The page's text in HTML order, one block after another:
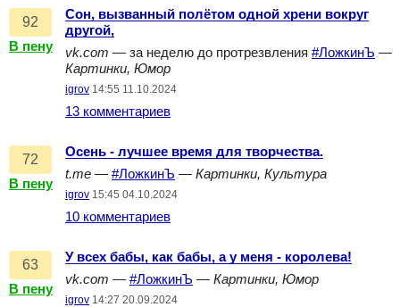
92
В пену
Сон, вызванный полётом одной хрени вокруг
другой,
vk.com — за неделю до протрезвления #ЛожкинЪ —
Картинки, Юмор
igrov 14:55 11.10.2024
13 комментариев
72
В пену
Осень - лучшее время для творчества.
t.me — #ЛожкинЪ — Картинки, Культура
igrov 15:45 04.10.2024
10 комментариев
63
В пену
У всех бабы, как бабы, а у меня - королева!
vk.com — #ЛожкинЪ — Картинки, Юмор
igrov 14:27 20.09.2024